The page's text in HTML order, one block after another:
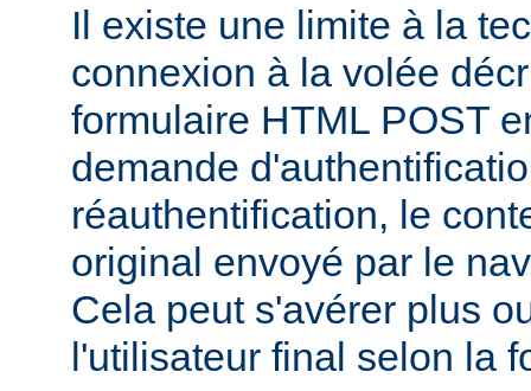
Il existe une limite à la
connexion à la volée
formulaire HTML POST
demande
réauthentification, le
original envoyé par le
Cela peut s'avérer plus
l'utilisateur final selon la